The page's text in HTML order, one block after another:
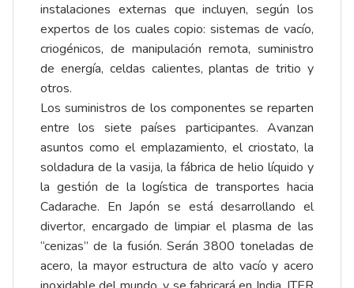
instalaciones externas que incluyen, según los
expertos de los cuales copio: sistemas de vacío,
criogénicos, de manipulación remota, suministro
de energía, celdas calientes, plantas de tritio y
otros.
Los suministros de los componentes se reparten
entre los siete países participantes. Avanzan
asuntos como el emplazamiento, el criostato, la
soldadura de la vasija, la fábrica de helio líquido y
la gestión de la logística de transportes hacia
Cadarache. En Japón se está desarrollando el
divertor, encargado de limpiar el plasma de las
“cenizas” de la fusión. Serán 3800 toneladas de
acero, la mayor estructura de alto vacío y acero